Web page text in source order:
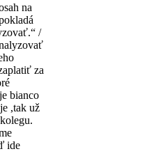
na
/
za
bianco
,tak už
ide